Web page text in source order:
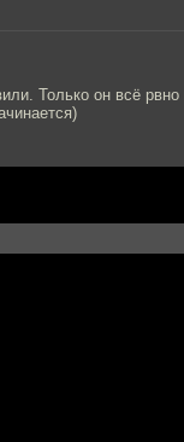
Только он всё рвно